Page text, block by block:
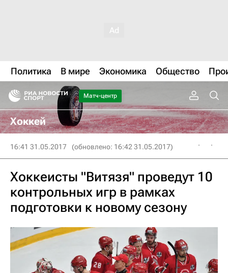
Политика В мире Экономика Общество
Матч-центр
Хоккей
16:41 31.05.2017 (обновлено: 16:42 31.05.2017)
Хоккеисты "Витязя" проведут 10
контрольных игр в рамках
подготовки к новому сезону